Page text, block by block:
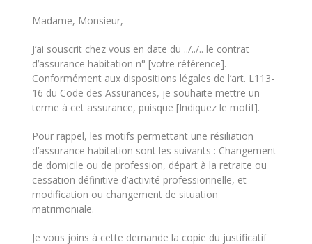
Madame, Monsieur,
J’ai souscrit chez vous en date du ../../.. le contrat
d’assurance habitation n° [votre référence].
Conformément aux dispositions légales de l’art. L113-
16 du Code des Assurances, je souhaite mettre un
terme à cet assurance, puisque [Indiquez le motif].
Pour rappel, les motifs permettant une résiliation
d’assurance habitation sont les suivants : Changement
de domicile ou de profession, départ à la retraite ou
cessation définitive d’activité professionnelle, et
modification ou changement de situation
matrimoniale.
Je vous joins à cette demande la copie du justificatif